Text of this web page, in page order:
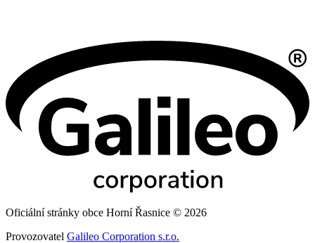
Oficiální stránky obce Horní Řasnice © 2026
Provozovatel Galileo Corporation s.r.o.